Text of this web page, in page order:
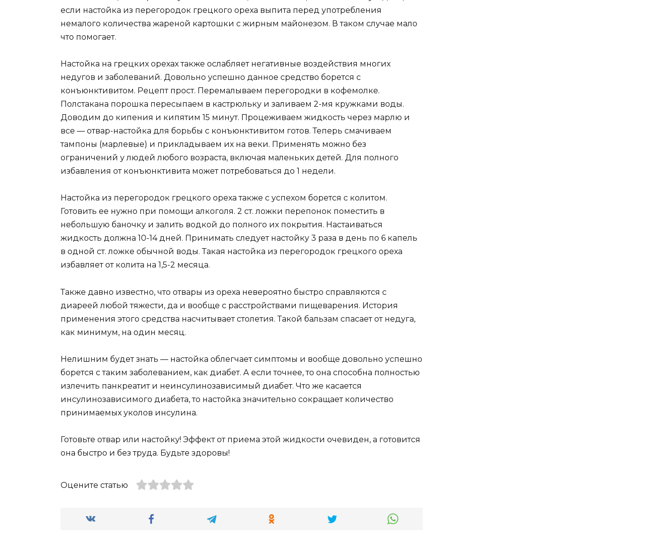
если настойка из перегородок грецкого ореха выпита перед употребления
немалого количества жареной картошки с жирным майонезом. В таком случае мало
что помогает.
Настойка на грецких орехах также ослабляет негативные воздействия многих
недугов и заболеваний. Довольно успешно данное средство борется с
конъюнктивитом. Рецепт прост. Перемалываем перегородки в кофемолке.
Полстакана порошка пересыпаем в кастрюльку и заливаем 2-мя кружками воды.
Доводим до кипения и кипятим 15 минут. Процеживаем жидкость через марлю и
все — отвар-настойка для борьбы с конъюнктивитом готов. Теперь смачиваем
тампоны (марлевые) и прикладываем их на веки. Применять можно без
ограничений у людей любого возраста, включая маленьких детей. Для полного
избавления от конъюнктивита может потребоваться до 1 недели.
Настойка из перегородок грецкого ореха также с успехом борется с колитом.
Готовить ее нужно при помощи алкоголя. 2 ст. ложки перепонок поместить в
небольшую баночку и залить водкой до полного их покрытия. Настаиваться
жидкость должна 10-14 дней. Принимать следует настойку 3 раза в день по 6 капель
в одной ст. ложке обычной воды. Такая настойка из перегородок грецкого ореха
избавляет от колита на 1,5-2 месяца.
Также давно известно, что отвары из ореха невероятно быстро справляются с
диареей любой тяжести, да и вообще с расстройствами пищеварения. История
применения этого средства насчитывает столетия. Такой бальзам спасает от недуга,
как минимум, на один месяц.
Нелишним будет знать — настойка облегчает симптомы и вообще довольно успешно
борется с таким заболеванием, как диабет. А если точнее, то она способна полностью
излечить панкреатит и неинсулинозависимый диабет. Что же касается
инсулинозависимого диабета, то настойка значительно сокращает количество
принимаемых уколов инсулина.
Готовьте отвар или настойку! Эффект от приема этой жидкости очевиден, а готовится
она быстро и без труда. Будьте здоровы!
Оцените статью